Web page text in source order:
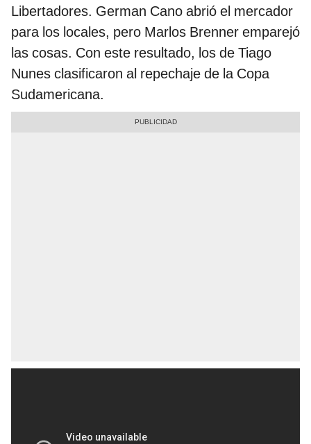
Libertadores. German Cano abrió el mercador
para los locales, pero Marlos Brenner emparejó
las cosas. Con este resultado, los de Tiago
Nunes clasificaron al repechaje de la Copa
Sudamericana.